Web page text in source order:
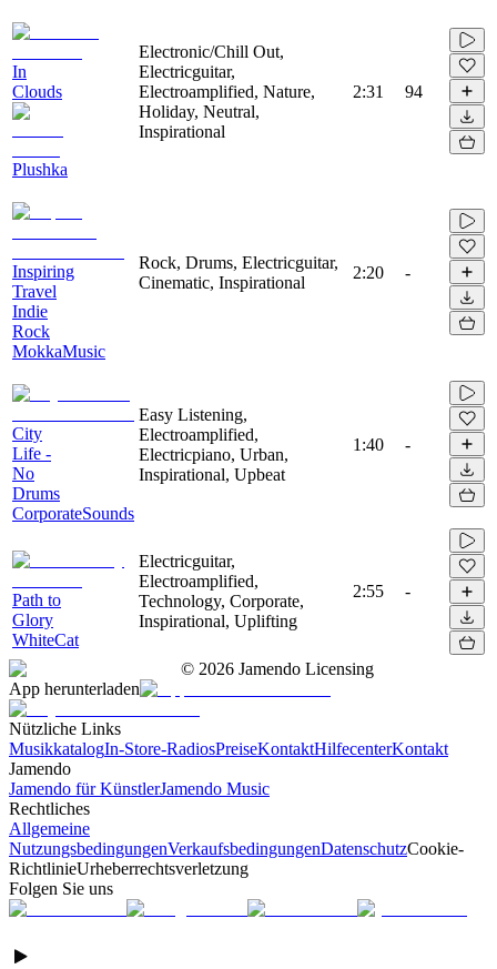
In
Clouds
Plushka
Electronic/Chill Out,
Electricguitar,
Electroamplified, Nature,
Holiday, Neutral,
Inspirational
2:31 94
Inspiring
Travel
Indie
Rock
MokkaMusic
Rock, Drums, Electricguitar,
Cinematic, Inspirational
2:20 -
City
Life -
No
Drums
CorporateSounds
Easy Listening,
Electroamplified,
Electricpiano, Urban,
Inspirational, Upbeat
1:40 -
Path to
Glory
WhiteCat
Electricguitar,
Electroamplified,
Technology, Corporate,
Inspirational, Uplifting
2:55 -
© 2026 Jamendo Licensing
App herunterladen
Nützliche Links
MusikkatalogIn-Store-RadiosPreiseKontaktHilfecenterKontakt
Jamendo
Jamendo für KünstlerJamendo Music
Rechtliches
Allgemeine
NutzungsbedingungenVerkaufsbedingungenDatenschutzCookie-
RichtlinieUrheberrechtsverletzung
Folgen Sie uns